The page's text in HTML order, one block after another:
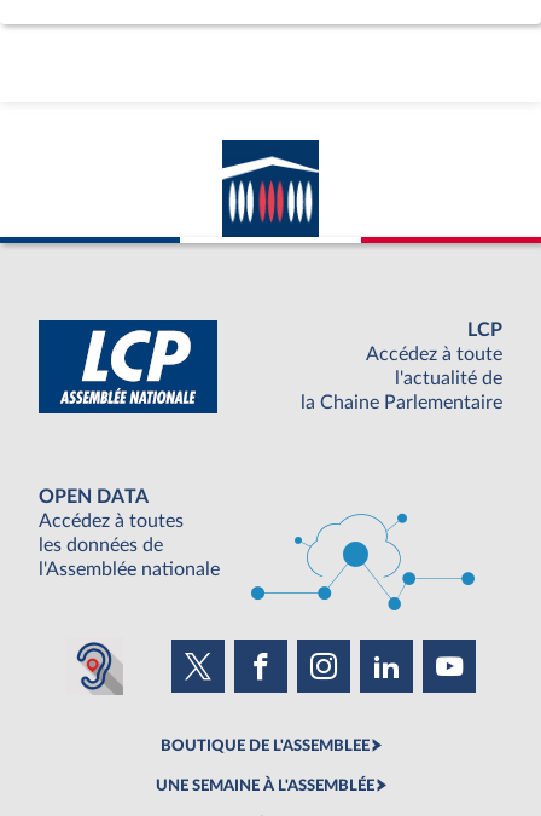
LCP
Accédez à toute
l'actualité de
la Chaine Parlementaire
OPEN DATA
Accédez à toutes
les données de
l'Assemblée nationale
BOUTIQUE DE L'ASSEMBLEE
UNE SEMAINE À L'ASSEMBLÉE